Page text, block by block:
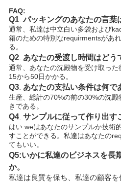
ー
ポ
リ
シ
ー
FAQ:
Q1.パッキングのあなたの言葉
通常、私達は中立白い多袋および
箱のための特別なrequirmentsがあ
る。
Q2. あなたの受渡し時間はどう
通常、あなたの沈殿物を受け取っ
15から50日かかる。
Q3. あなたの支払い条件は何で
生産、総計の70%の前の30%の沈
きである。
Q4. サンプルに従って作り出す
はい.weはあなたのサンプルか技術
すことができる。私達はあなたの
てもいい。
Q5:いかに私達のビジネスを長
か。
私達は良質を保ち、私達の顧客